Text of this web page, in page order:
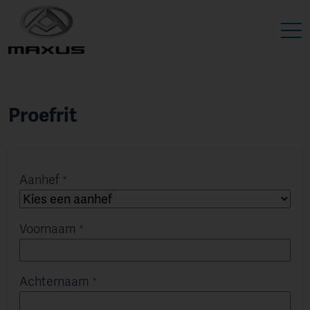
Proefrit
Aanhef
Voornaam
Achternaam